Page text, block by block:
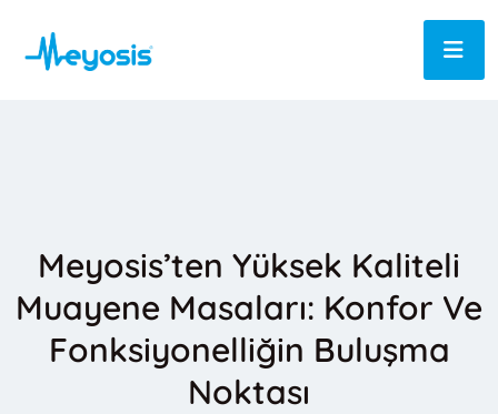
Meyosis’ten Yüksek Kaliteli
Muayene Masaları: Konfor Ve
Fonksiyonelliğin Buluşma
Noktası